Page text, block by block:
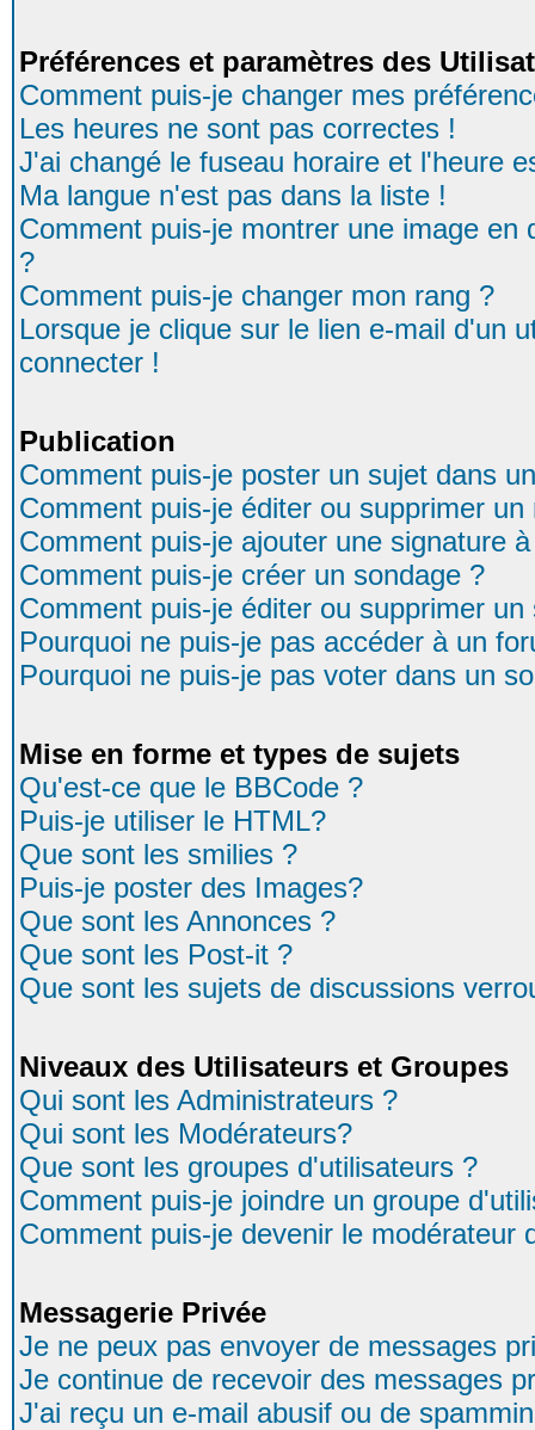
Préférences et paramètres des
Comment puis-je changer mes
Les heures ne sont pas correctes !
J'ai changé le fuseau horaire et l'heure
Ma langue n'est pas dans la liste !
Comment puis-je montrer une image
?
Comment puis-je changer mon rang ?
Lorsque je clique sur le lien e-mail d'un
connecter !
Publication
Comment puis-je poster un sujet dans
Comment puis-je éditer ou supprimer un
Comment puis-je ajouter une signature
Comment puis-je créer un sondage ?
Comment puis-je éditer ou supprimer un
Pourquoi ne puis-je pas accéder à un
Pourquoi ne puis-je pas voter dans un
Mise en forme et types de sujets
Qu'est-ce que le BBCode ?
Puis-je utiliser le HTML?
Que sont les smilies ?
Puis-je poster des Images?
Que sont les Annonces ?
Que sont les Post-it ?
Que sont les sujets de discussions
Niveaux des Utilisateurs et Groupes
Qui sont les Administrateurs ?
Qui sont les Modérateurs?
Que sont les groupes d'utilisateurs ?
Comment puis-je joindre un groupe
Comment puis-je devenir le modérateur
Messagerie Privée
Je ne peux pas envoyer de messages
Je continue de recevoir des messages
J'ai reçu un e-mail abusif ou de